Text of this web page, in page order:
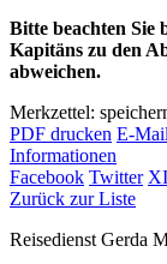
Bitte beachten Sie
Kapitäns zu den
abweichen.
Merkzettel:
PDF drucken E-
Informationen
Facebook Twitter
Zurück zur Liste
Reisedienst Gerda